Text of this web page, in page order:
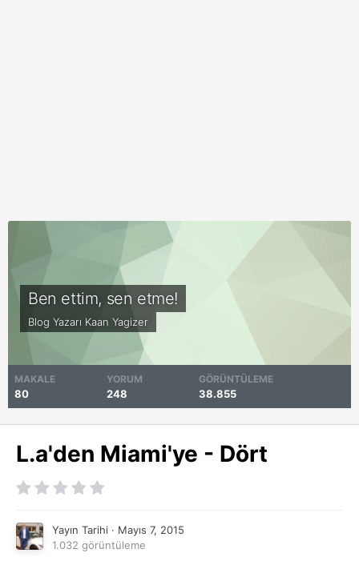
Ben ettim, sen etme!
Blog Yazarı Kaan Yagizer
MAKALE
80
YORUM
248
GÖRÜNTÜLEME
38.855
L.a'den Miami'ye - Dört
Yayın Tarihi · Mayıs 7, 2015
1.032 görüntüleme